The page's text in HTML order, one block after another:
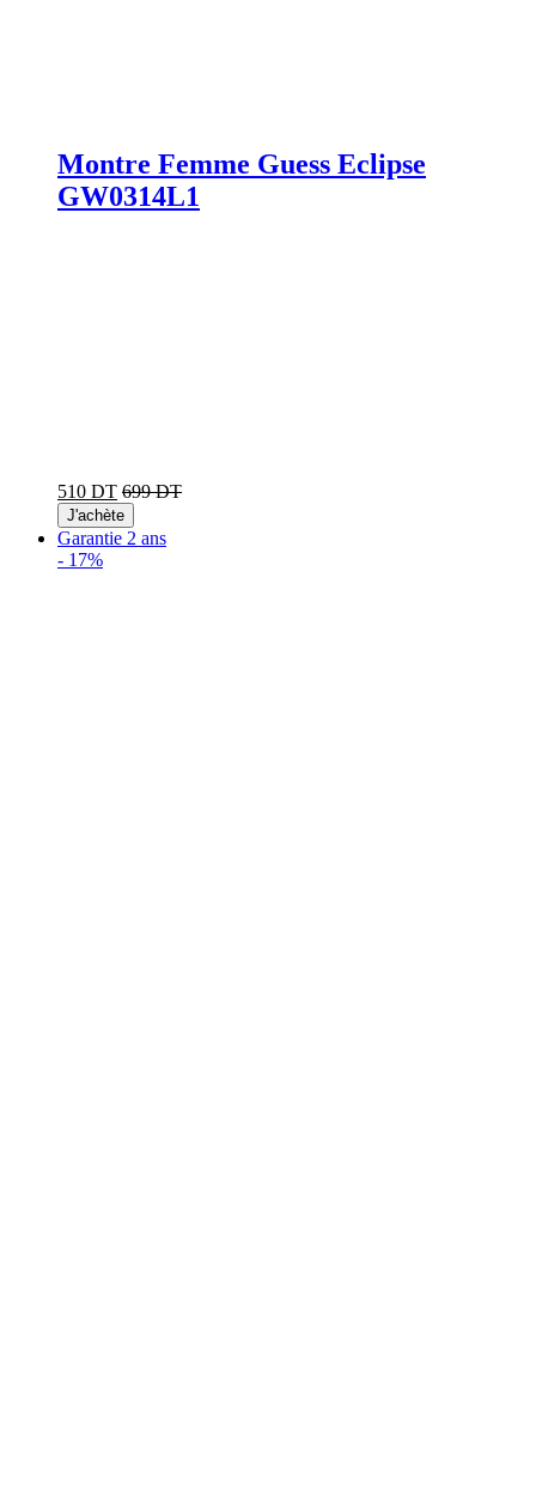
Montre Femme Guess Eclipse
GW0314L1
510 DT 699 DT
J'achète
Garantie 2 ans
- 17%